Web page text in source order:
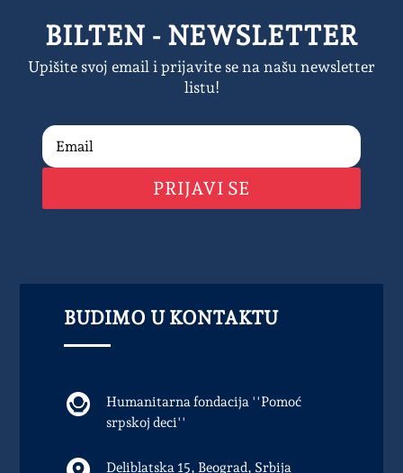
BILTEN - NEWSLETTER
Upišite svoj email i prijavite se na našu newsletter
listu!
PRIJAVI SE
BUDIMO U KONTAKTU
Humanitarna fondacija ''Pomoć
srpskoj deci''
Deliblatska 15, Beograd, Srbija